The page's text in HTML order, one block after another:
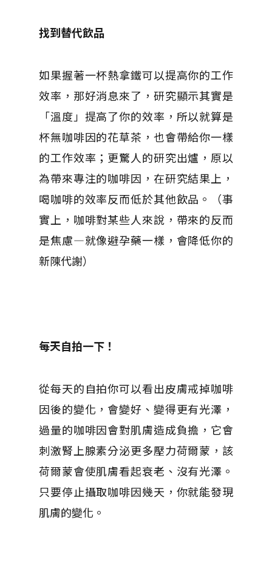
找到替代飲品
如果握著一杯熱拿鐵可以提高你的工作
效率，那好消息來了，研究顯示其實是
「溫度」提高了你的效率，所以就算是
杯無咖啡因的花草茶，也會帶給你一樣
的工作效率；更驚人的研究出爐，原以
為帶來專注的咖啡因，在研究結果上，
喝咖啡的效率反而低於其他飲品。（事
實上，咖啡對某些人來說，帶來的反而
是焦慮—就像避孕藥一樣，會降低你的
新陳代謝）
每天自拍一下！
從每天的自拍你可以看出皮膚戒掉咖啡
因後的變化，會變好、變得更有光澤，
過量的咖啡因會對肌膚造成負擔，它會
刺激腎上腺素分泌更多壓力荷爾蒙，該
荷爾蒙會使肌膚看起衰老、沒有光澤。
只要停止攝取咖啡因幾天，你就能發現
肌膚的變化。